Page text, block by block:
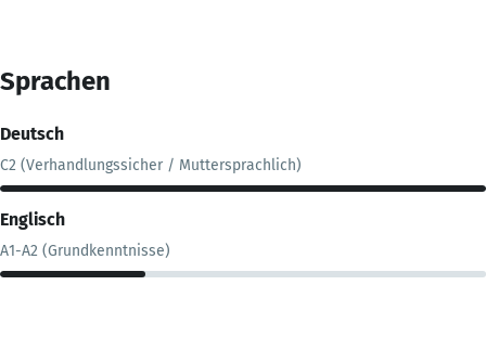
Sprachen
Deutsch
C2 (Verhandlungssicher / Muttersprachlich)
Englisch
A1-A2 (Grundkenntnisse)